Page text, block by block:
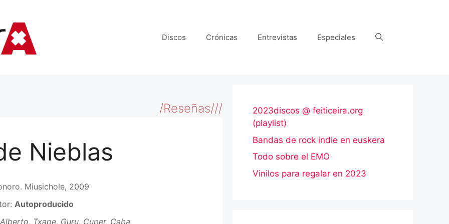
Discos Crónicas Entrevistas Especiales
/Reseñas///
Nieblas
Miusichole, 2009
Autoproducido
Alberto, Txape, Guru, Cuper, Caba
2023discos @ feiticeira.org
(playlist)
Bandas de rock indie en euskera
Todo sobre el EMO
Vinilos para regalar en 2023